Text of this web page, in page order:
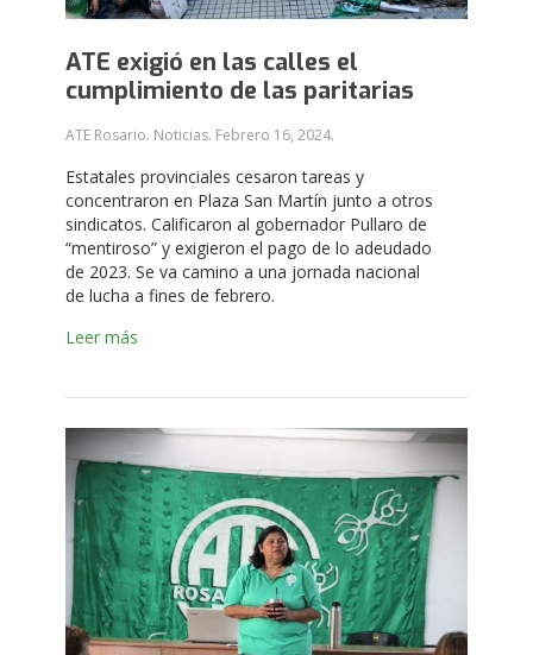
ATE exigió en las calles el
cumplimiento de las paritarias
ATE Rosario. Noticias. Febrero 16, 2024.
Estatales provinciales cesaron tareas y
concentraron en Plaza San Martín junto a otros
sindicatos. Calificaron al gobernador Pullaro de
“mentiroso” y exigieron el pago de lo adeudado
de 2023. Se va camino a una jornada nacional
de lucha a fines de febrero.
Leer más